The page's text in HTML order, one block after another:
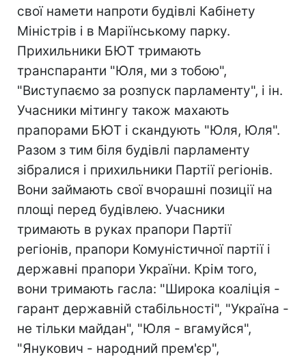
свої намети напроти будівлі Кабінету
Міністрів і в Маріїнському парку.
Прихильники БЮТ тримають
транспаранти "Юля, ми з тобою",
"Виступаємо за розпуск парламенту", і ін.
Учасники мітингу також махають
прапорами БЮТ і скандують "Юля, Юля".
Разом з тим біля будівлі парламенту
зібралися і прихильники Партії регіонів.
Вони займають свої вчорашні позиції на
площі перед будівлею. Учасники
тримають в руках прапори Партії
регіонів, прапори Комуністичної партії і
державні прапори України. Крім того,
вони тримають гасла: "Широка коаліція -
гарант державній стабільності", "Україна -
не тільки майдан", "Юля - вгамуйся",
"Янукович - народний прем'єр",